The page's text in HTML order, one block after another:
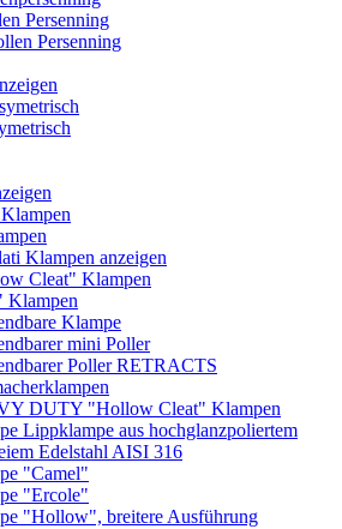
Persenning
Persenning
Klampen anzeigen
Cleat" Klampen
Klampen
Klampe
mini Poller
Poller RETRACTS
DUTY "Hollow Cleat" Klampen
Lippklampe aus hochglanzpoliertem
Edelstahl AISI 316
"Camel"
"Ercole"
"Hollow", breitere Ausführung